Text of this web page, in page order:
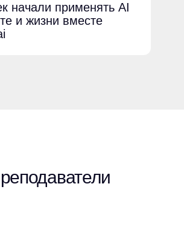
начали применять AI
и жизни вместе